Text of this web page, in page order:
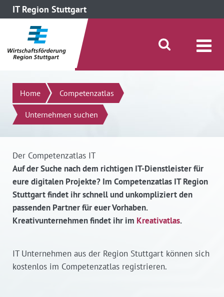
IT Region Stuttgart
direkt zum Inhalt dieser Seite
direkt zum Menü springen
Suche öffnen/schließen
Suchen
Home Competenzatlas
Unternehmen suchen
Der Competenzatlas IT
Auf der Suche nach dem richtigen IT-Dienstleister für
eure digitalen Projekte? Im Competenzatlas IT Region
Stuttgart findet ihr schnell und unkompliziert den
passenden Partner für euer Vorhaben.
Kreativunternehmen findet ihr im Kreativatlas.
IT Unternehmen aus der Region Stuttgart können sich
kostenlos im Competenzatlas registrieren.